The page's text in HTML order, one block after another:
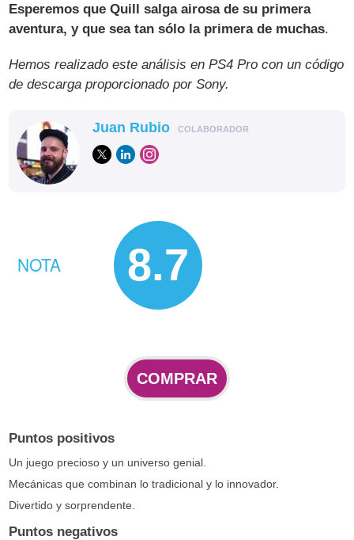
Esperemos que Quill salga airosa de su primera
aventura, y que sea tan sólo la primera de muchas.
Hemos realizado este análisis en PS4 Pro con un código
de descarga proporcionado por Sony.
Juan Rubio COLABORADOR
NOTA 8.7
COMPRAR
Puntos positivos
Un juego precioso y un universo genial.
Mecánicas que combinan lo tradicional y lo innovador.
Divertido y sorprendente.
Puntos negativos